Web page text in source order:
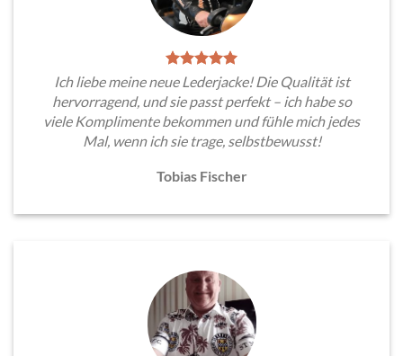
Ich liebe meine neue Lederjacke! Die Qualität ist
hervorragend, und sie passt perfekt – ich habe so
viele Komplimente bekommen und fühle mich jedes
Mal, wenn ich sie trage, selbstbewusst!
Tobias Fischer